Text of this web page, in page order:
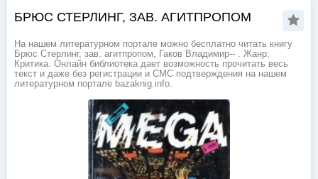
БРЮС СТЕРЛИНГ, ЗАВ. АГИТПРОПОМ
На нашем литературном портале можно бесплатно читать книгу
Брюс Стерлинг, зав. агитпропом, Гаков Владимир-- . Жанр:
Критика. Онлайн библиотека дает возможность прочитать весь
текст и даже без регистрации и СМС подтверждения на нашем
литературном портале bazaknig.info.